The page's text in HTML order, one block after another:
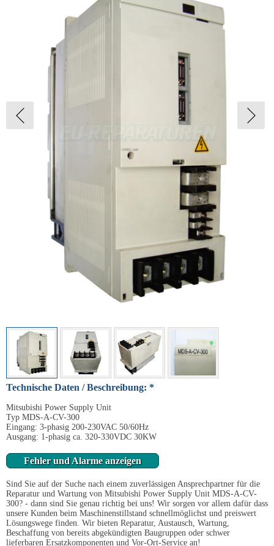
Technische Daten / Beschreibung: *
Mitsubishi Power Supply Unit
Typ MDS-A-CV-300
Eingang: 3-phasig 200-230VAC 50/60Hz
Ausgang: 1-phasig ca. 320-330VDC 30KW
Fehler und Alarme anzeigen
Sind Sie auf der Suche nach einem zuverlässigen Ansprechpartner für die
Reparatur und Wartung von Mitsubishi Power Supply Unit MDS-A-CV-
300? - dann sind Sie genau richtig bei uns! Wir sorgen vor allem dafür dass
unsere Kunden beim Maschinenstillstand schnellmöglichst und preiswert
Lösungswege finden. Wir bieten Reparatur, Austausch, Wartung,
Beschaffung von bereits abgekündigten Baugruppen oder schwer
lieferbaren Ersatzkomponenten und Vor-Ort-Service an!